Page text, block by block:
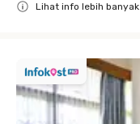
Lihat info lebih banyak